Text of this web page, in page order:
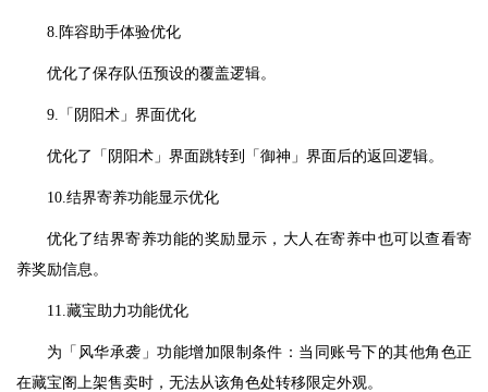
8.阵容助手体验优化
优化了保存队伍预设的覆盖逻辑。
9.「阴阳术」界面优化
优化了「阴阳术」界面跳转到「御神」界面后的返回逻辑。
10.结界寄养功能显示优化
优化了结界寄养功能的奖励显示，大人在寄养中也可以查看寄
养奖励信息。
11.藏宝助力功能优化
为「风华承袭」功能增加限制条件：当同账号下的其他角色正
在藏宝阁上架售卖时，无法从该角色处转移限定外观。